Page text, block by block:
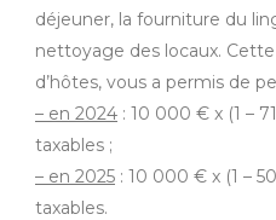
déjeuner, la fourniture du
nettoyage des locaux.
d’hôtes, vous a permis de
– en 2024 : 10 000 € x (1 –
taxables ;
– en 2025 : 10 000 € x (1 –
taxables.